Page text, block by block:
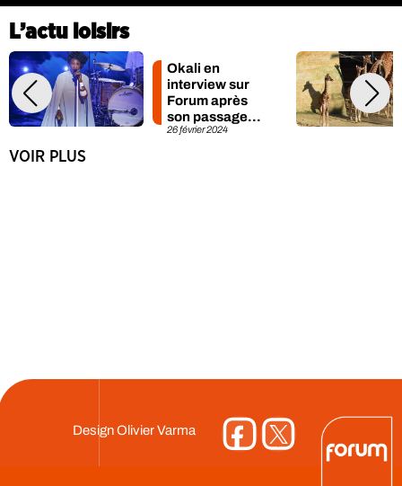
L’actu loisirs
26 février 2024
Okali en
interview sur
Forum après
son passage
dans The
VOIR PLUS
DesignOlivier Varma